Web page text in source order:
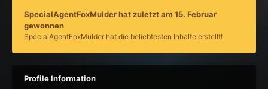
SpecialAgentFoxMulder hat zuletzt am 15. Februar
gewonnen
SpecialAgentFoxMulder hat die beliebtesten Inhalte erstellt!
Profile Information